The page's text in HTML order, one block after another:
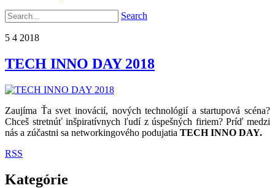
Search
5 4 2018
TECH INNO DAY 2018
Zaujíma Ťa svet inovácií, nových technológií a startupová scéna?
Chceš stretnúť inšpiratívnych ľudí z úspešných firiem? Príď medzi
nás a zúčastni sa networkingového podujatia TECH INNO DAY.
RSS
Kategórie